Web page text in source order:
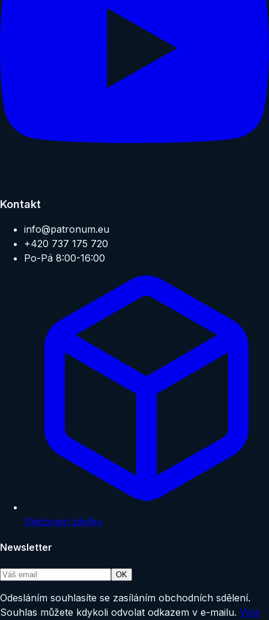
Kontakt
info@patronum.eu
+420 737 175 720
Po-Pá 8:00-16:00
Sledování zásilky
Newsletter
OK
Odesláním souhlasíte se zasíláním obchodních sdělení.
Souhlas můžete kdykoli odvolat odkazem v e-mailu. Více